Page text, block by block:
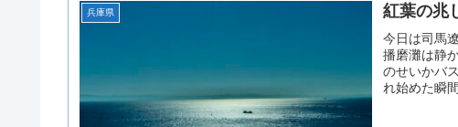
兵庫県 紅葉の兆
今日は司馬
播磨灘は静
のせいかバ
れ始めた瞬